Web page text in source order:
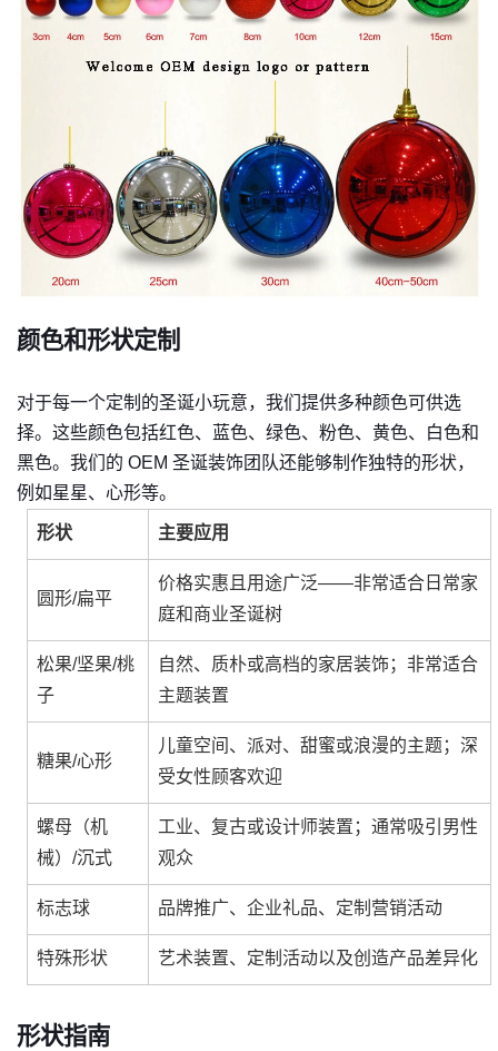
颜色和形状定制
对于每一个定制的圣诞小玩意，我们提供多种颜色可供选
择。这些颜色包括红色、蓝色、绿色、粉色、黄色、白色和
黑色。我们的 OEM 圣诞装饰团队还能够制作独特的形状，
例如星星、心形等。
形状 主要应用
圆形/扁平
价格实惠且用途广泛——非常适合日常家
庭和商业圣诞树
松果/坚果/桃
子
自然、质朴或高档的家居装饰；非常适合
主题装置
糖果/心形
儿童空间、派对、甜蜜或浪漫的主题；深
受女性顾客欢迎
螺母（机
械）/沉式
工业、复古或设计师装置；通常吸引男性
观众
标志球 品牌推广、企业礼品、定制营销活动
特殊形状 艺术装置、定制活动以及创造产品差异化
形状指南